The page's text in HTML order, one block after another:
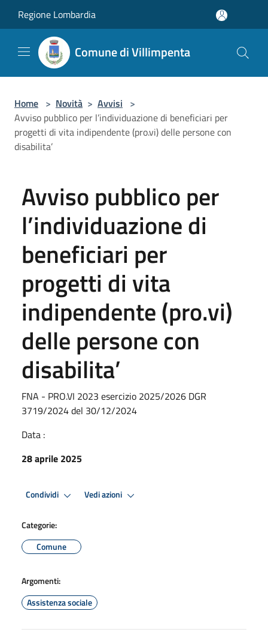
Regione Lombardia
Comune di Villimpenta
Home > Novità > Avvisi >
Avviso pubblico per l’individuazione di beneficiari per
progetti di vita indipendente (pro.vi) delle persone con
disabilita’
Avviso pubblico per
l’individuazione di
beneficiari per
progetti di vita
indipendente (pro.vi)
delle persone con
disabilita’
FNA - PRO.VI 2023 esercizio 2025/2026 DGR
3719/2024 del 30/12/2024
Data :
28 aprile 2025
Condividi Vedi azioni
Categorie:
Comune
Argomenti:
Assistenza sociale